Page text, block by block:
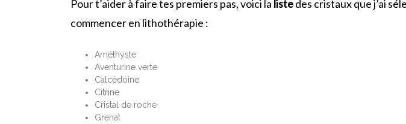
Pour t’aider à faire tes premiers pas, voici la listedes cristaux que j’ai
commencer en lithothérapie :
Améthyste
Aventurine verte
Calcédoine
Citrine
Cristal de roche
Grenat